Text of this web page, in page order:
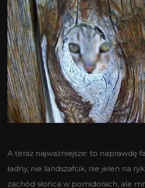
A teraz najważniejsze: to naprawdę
ładny, nie landszafcik, nie jeleń na
zachód słońca w pomidorach, ale